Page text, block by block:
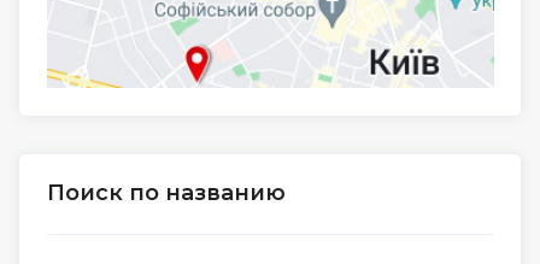
Поиск по названию